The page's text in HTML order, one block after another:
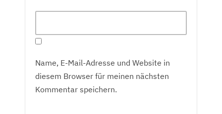
Name, E-Mail-Adresse und Website in
diesem Browser für meinen nächsten
Kommentar speichern.